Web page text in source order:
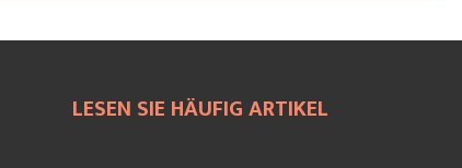
LESEN SIE HÄUFIG ARTIKEL